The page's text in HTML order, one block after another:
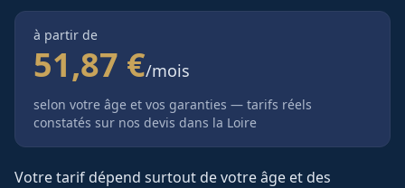
à partir de
51,87 €/mois
selon votre âge et vos garanties — tarifs réels
constatés sur nos devis dans la Loire
Votre tarif dépend surtout de votre âge et des